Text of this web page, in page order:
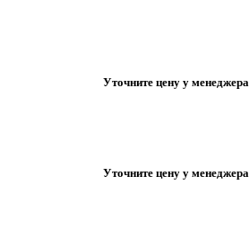
Уточните цену у менеджера
Уточните цену у менеджера